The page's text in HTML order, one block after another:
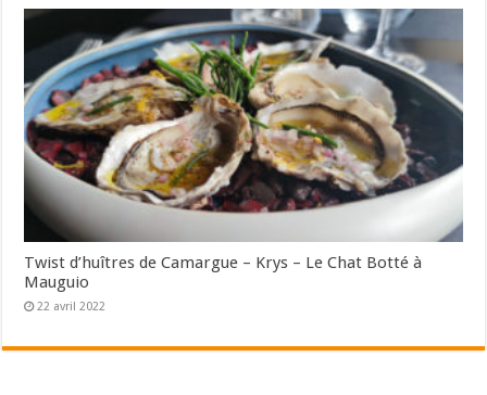
Twist d’huîtres de Camargue – Krys – Le Chat Botté à
Mauguio
22 avril 2022